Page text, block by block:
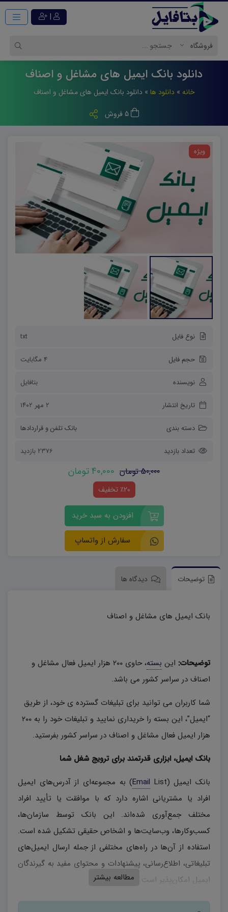
|
دانلود بانک ایمیل های مشاغل و اصناف
خانه » دانلود ها »دانلود بانک ایمیل های مشاغل و اصناف
5 فروش
ویژه
نوع فایل txt
حجم فایل 4 مگابایت
نویسنده بتافایل
تاریخ انتشار ۲ مهر ۱۴۰۲
دسته بندی بانک تلفن و قراردادها
تعداد بازدید 2376 بازدید
50,000 تومان 40,000 تومان
٪20 تخفیف
افزودن به سبد خرید
سفارش از واتساپ
توضیحات دیدگاه ها
بانک ایمیل های مشاغل و اصناف
توضیحات: این بسته
، حاوی ۲۰۰ هزار ایمیل فعال مشاغل و
اصناف در سراسر کشور می باشد.
شما کاربران می توانید برای تبلیغات گسترده ی خود، از طریق
“ایمیل”، این بسته را خریداری نمایید و تبلیغات خود را به ۲۰۰
هزار ایمیل فعال مشاغل و اصناف در سراسر کشور بفرستید.
بانک ایمیل، ابزاری قدرتمند برای ترویج شغل شما
بانک ایمیل (
EmailList) به مجموعه‌ای از آدرس‌های ایمیل
افراد یا مشتریانی اشاره دارد که با موافقت یا تأیید افراد
مختلف جمع‌آوری شده‌اند. این بانک توسط سازمان‌ها،
کسب‌وکارها، وب‌سایت‌ها و اشخاص حقیقی تشکیل شده است.
استفاده از آن‌ها در راه‌های مختلفی از جمله ارسال ایمیل‌های
تبلیغاتی، اطلاع‌رسانی، پیشنهادات و محتوای مفید به گیرندگان
ایمیل امکان‌پذیر است.
مطالعه بیشتر